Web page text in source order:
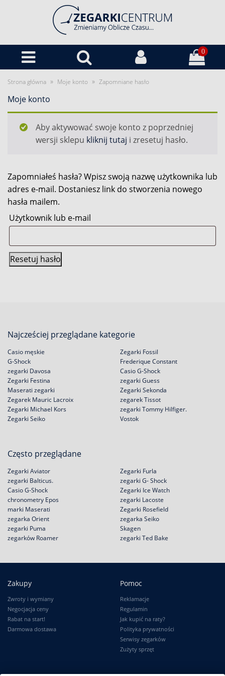
0
Strona główna » Moje konto » Zapomniane hasło
Moje konto
Aby aktywować swoje konto z poprzedniej
wersji sklepu kliknij tutaj i zresetuj hasło.
Zapomniałeś hasła? Wpisz swoją nazwę użytkownika lub
adres e-mail. Dostaniesz link do stworzenia nowego
hasła mailem.
Użytkownik lub e-mail
Resetuj hasło
Najcześciej przeglądane kategorie
Casio męskie
G-Shock
zegarki Davosa
Zegarki Festina
Zegarki Fossil
Frederique Constant
Casio G-Shock
zegarki Guess
Maserati zegarki
Zegarek Mauric Lacroix
Zegarki Michael Kors
Zegarki Seiko
Zegarki Sekonda
zegarek Tissot
zegarki Tommy Hilfiger.
Vostok
Często przeglądane
Zegarki Aviator
zegarki Balticus.
Casio G-Shock
chronometry Epos
Zegarki Furla
zegarki G- Shock
Zegarki Ice Watch
zegarki Lacoste
marki Maserati
zegarka Orient
zegarki Puma
zegarków Roamer
Zegarki Rosefield
zegarka Seiko
Skagen
zegarki Ted Bake
Zakupy
Zwroty i wymiany
Negocjacja ceny
Rabat na start!
Darmowa dostawa
Pomoc
Reklamacje
Regulamin
Jak kupić na raty?
Polityka prywatności
Serwisy zegarków
Zużyty sprzęt